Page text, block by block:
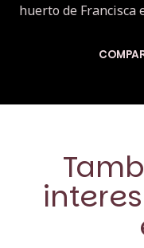
huerto de Francisca